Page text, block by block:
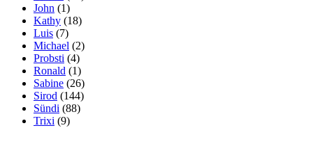
John (1)
Kathy (18)
Luis (7)
Michael (2)
Probsti (4)
Ronald (1)
Sabine (26)
Sirod (144)
Sündi (88)
Trixi (9)